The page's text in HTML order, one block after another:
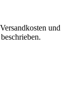
und